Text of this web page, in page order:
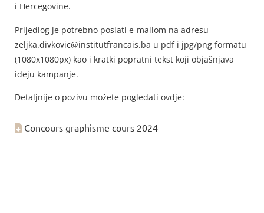
i Hercegovine.
Prijedlog je potrebno poslati e-mailom na adresu
zeljka.divkovic@institutfrancais.ba u pdf i jpg/png formatu
(1080x1080px) kao i kratki popratni tekst koji objašnjava
ideju kampanje.
Detaljnije o pozivu možete pogledati ovdje:
Concours graphisme cours 2024